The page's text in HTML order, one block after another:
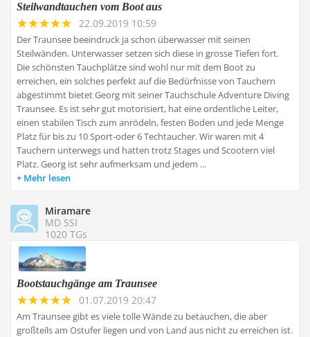
Steilwandtauchen vom Boot aus
22.09.2019 10:59
Der Traunsee beeindruck ja schon überwasser mit seinen
Steilwänden. Unterwasser setzen sich diese in grosse Tiefen fort.
Die schönsten Tauchplätze sind wohl nur mit dem Boot zu
erreichen, ein solches perfekt auf die Bedürfnisse von Tauchern
abgestimmt bietet Georg mit seiner Tauchschule Adventure Diving
Traunsee. Es ist sehr gut motorisiert, hat eine ordentliche Leiter,
einen stabilen Tisch zum anrödeln, festen Boden und jede Menge
Platz für bis zu 10 Sport-oder 6 Techtaucher. Wir waren mit 4
Tauchern unterwegs und hatten trotz Stages und Scootern viel
Platz. Georg ist sehr aufmerksam und jedem ...
Mehr lesen
Miramare
MD SSI
1020 TGs
Bootstauchgänge am Traunsee
01.07.2019 20:47
Am Traunsee gibt es viele tolle Wände zu betauchen, die aber
großteils am Ostufer liegen und von Land aus nicht zu erreichen ist.